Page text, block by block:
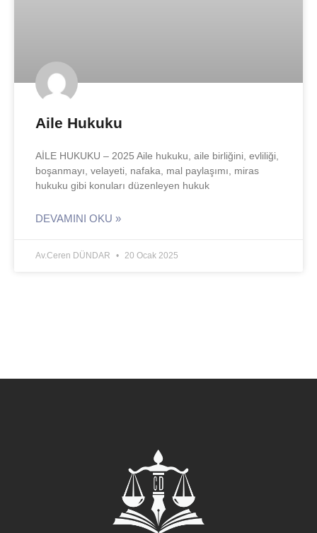
Aile Hukuku
AİLE HUKUKU – 2025 Aile hukuku, aile birliğini, evliliği,
boşanmayı, velayeti, nafaka, mal paylaşımı, miras
hukuku gibi konuları düzenleyen hukuk
DEVAMINI OKU »
Av.Ceren DÜNDAR 20 Ocak 2025